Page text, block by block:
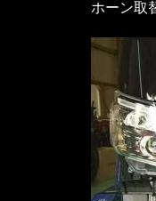
ホーン取